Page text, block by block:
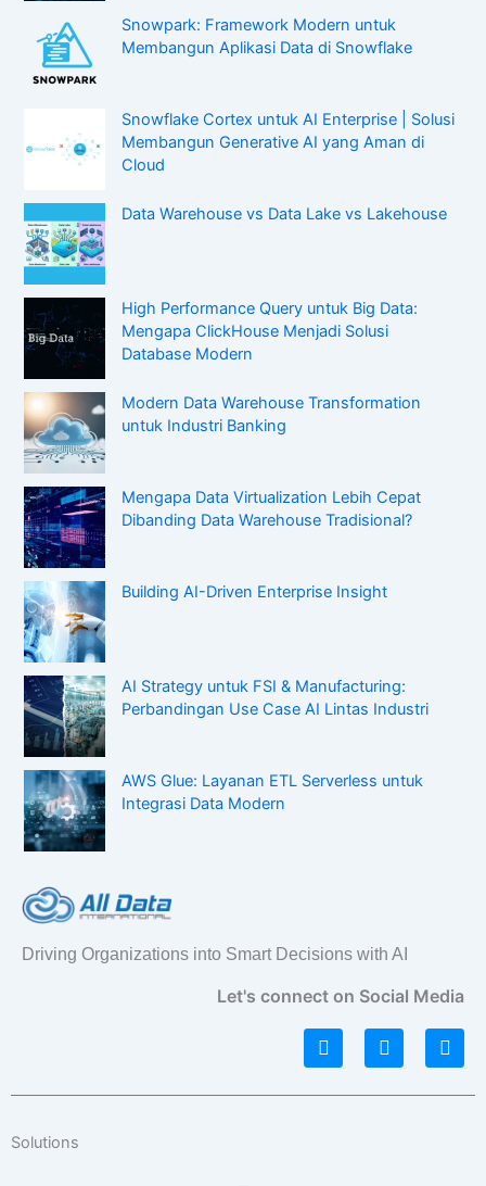
Snowpark: Framework Modern untuk
Membangun Aplikasi Data di Snowflake
Snowflake Cortex untuk AI Enterprise | Solusi
Membangun Generative AI yang Aman di
Cloud
Data Warehouse vs Data Lake vs Lakehouse
High Performance Query untuk Big Data:
Mengapa ClickHouse Menjadi Solusi
Database Modern
Modern Data Warehouse Transformation
untuk Industri Banking
Mengapa Data Virtualization Lebih Cepat
Dibanding Data Warehouse Tradisional?
Building AI-Driven Enterprise Insight
AI Strategy untuk FSI & Manufacturing:
Perbandingan Use Case AI Lintas Industri
AWS Glue: Layanan ETL Serverless untuk
Integrasi Data Modern
Driving Organizations into Smart Decisions with AI
Let's connect on Social Media
L
i
k
I
n
t
F
a
e
Solutions